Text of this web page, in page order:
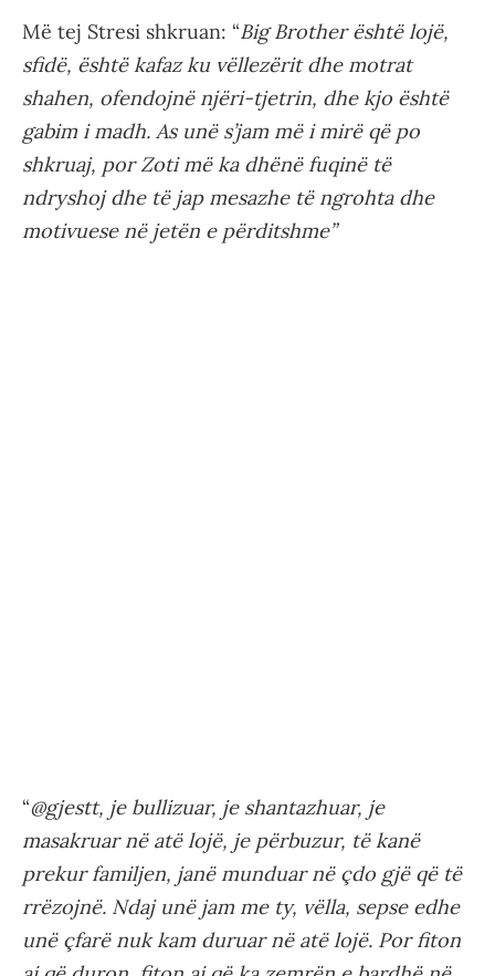
Më tej Stresi shkruan: “Big Brother është lojë,
sfidë, është kafaz ku vëllezërit dhe motrat
shahen, ofendojnë njëri-tjetrin, dhe kjo është
gabim i madh. As unë s’jam më i mirë që po
shkruaj, por Zoti më ka dhënë fuqinë të
ndryshoj dhe të jap mesazhe të ngrohta dhe
motivuese në jetën e përditshme”
“@gjestt, je bullizuar, je shantazhuar, je
masakruar në atë lojë, je përbuzur, të kanë
prekur familjen, janë munduar në çdo gjë që të
rrëzojnë. Ndaj unë jam me ty, vëlla, sepse edhe
unë çfarë nuk kam duruar në atë lojë. Por fiton